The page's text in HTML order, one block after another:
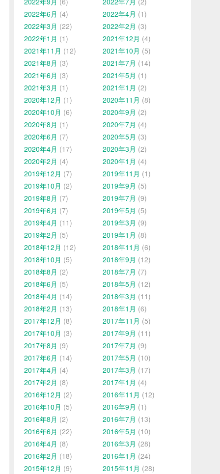
2022年6月 (4) 2022年4月 (1)
2022年3月 (22) 2022年2月 (3)
2022年1月 (1) 2021年12月 (4)
2021年11月 (12) 2021年10月 (5)
2021年8月 (3) 2021年7月 (14)
2021年6月 (3) 2021年5月 (1)
2021年3月 (1) 2021年1月 (2)
2020年12月 (1) 2020年11月 (8)
2020年10月 (6) 2020年9月 (2)
2020年8月 (1) 2020年7月 (4)
2020年6月 (7) 2020年5月 (3)
2020年4月 (17) 2020年3月 (2)
2020年2月 (4) 2020年1月 (4)
2019年12月 (7) 2019年11月 (1)
2019年10月 (2) 2019年9月 (5)
2019年8月 (7) 2019年7月 (9)
2019年6月 (7) 2019年5月 (5)
2019年4月 (11) 2019年3月 (9)
2019年2月 (5) 2019年1月 (8)
2018年12月 (12) 2018年11月 (6)
2018年10月 (5) 2018年9月 (12)
2018年8月 (2) 2018年7月 (7)
2018年6月 (5) 2018年5月 (12)
2018年4月 (14) 2018年3月 (11)
2018年2月 (13) 2018年1月 (6)
2017年12月 (8) 2017年11月 (5)
2017年10月 (3) 2017年9月 (11)
2017年8月 (9) 2017年7月 (9)
2017年6月 (14) 2017年5月 (10)
2017年4月 (4) 2017年3月 (17)
2017年2月 (8) 2017年1月 (4)
2016年12月 (2) 2016年11月 (12)
2016年10月 (5) 2016年9月 (1)
2016年8月 (2) 2016年7月 (13)
2016年6月 (22) 2016年5月 (10)
2016年4月 (8) 2016年3月 (28)
2016年2月 (18) 2016年1月 (24)
2015年12月 (9) 2015年11月 (28)